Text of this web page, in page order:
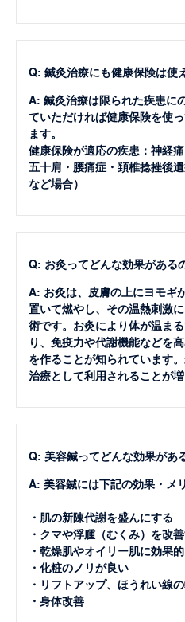
Q: 鍼灸治療にも健康保険は使
A: 鍼灸治療は限られた疾患に
ていただければ健康保険を使
ます。
健康保険が適応の疾患：神経
五十肩・腰痛症・頚椎捻挫後
など場合）
Q: お灸ってどんな効果がある
A: お灸は、皮膚の上にヨモギ
置いて燃やし、その温熱刺激
術です。お灸により体が温ま
り、免疫力や代謝機能などを
を作ることが知られています
治療として利用されることが増
Q: 美容鍼ってどんな効果があ
A: 美容鍼には下記の効果・メ
・肌の新陳代謝を盛んにする
・クマや浮腫（むくみ）を改
・乾燥肌やオイリー肌に効果的
・化粧のノリが良い
・リフトアップ、ほうれい線
・身体改善